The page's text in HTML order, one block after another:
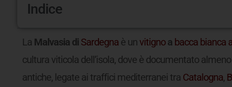
Indice
La Malvasia di Sardegnaè un vitignoa bacca bianca
cultura viticola dell’isola, dove è documentato
antiche, legate ai traffici mediterranei tra Catalogna,